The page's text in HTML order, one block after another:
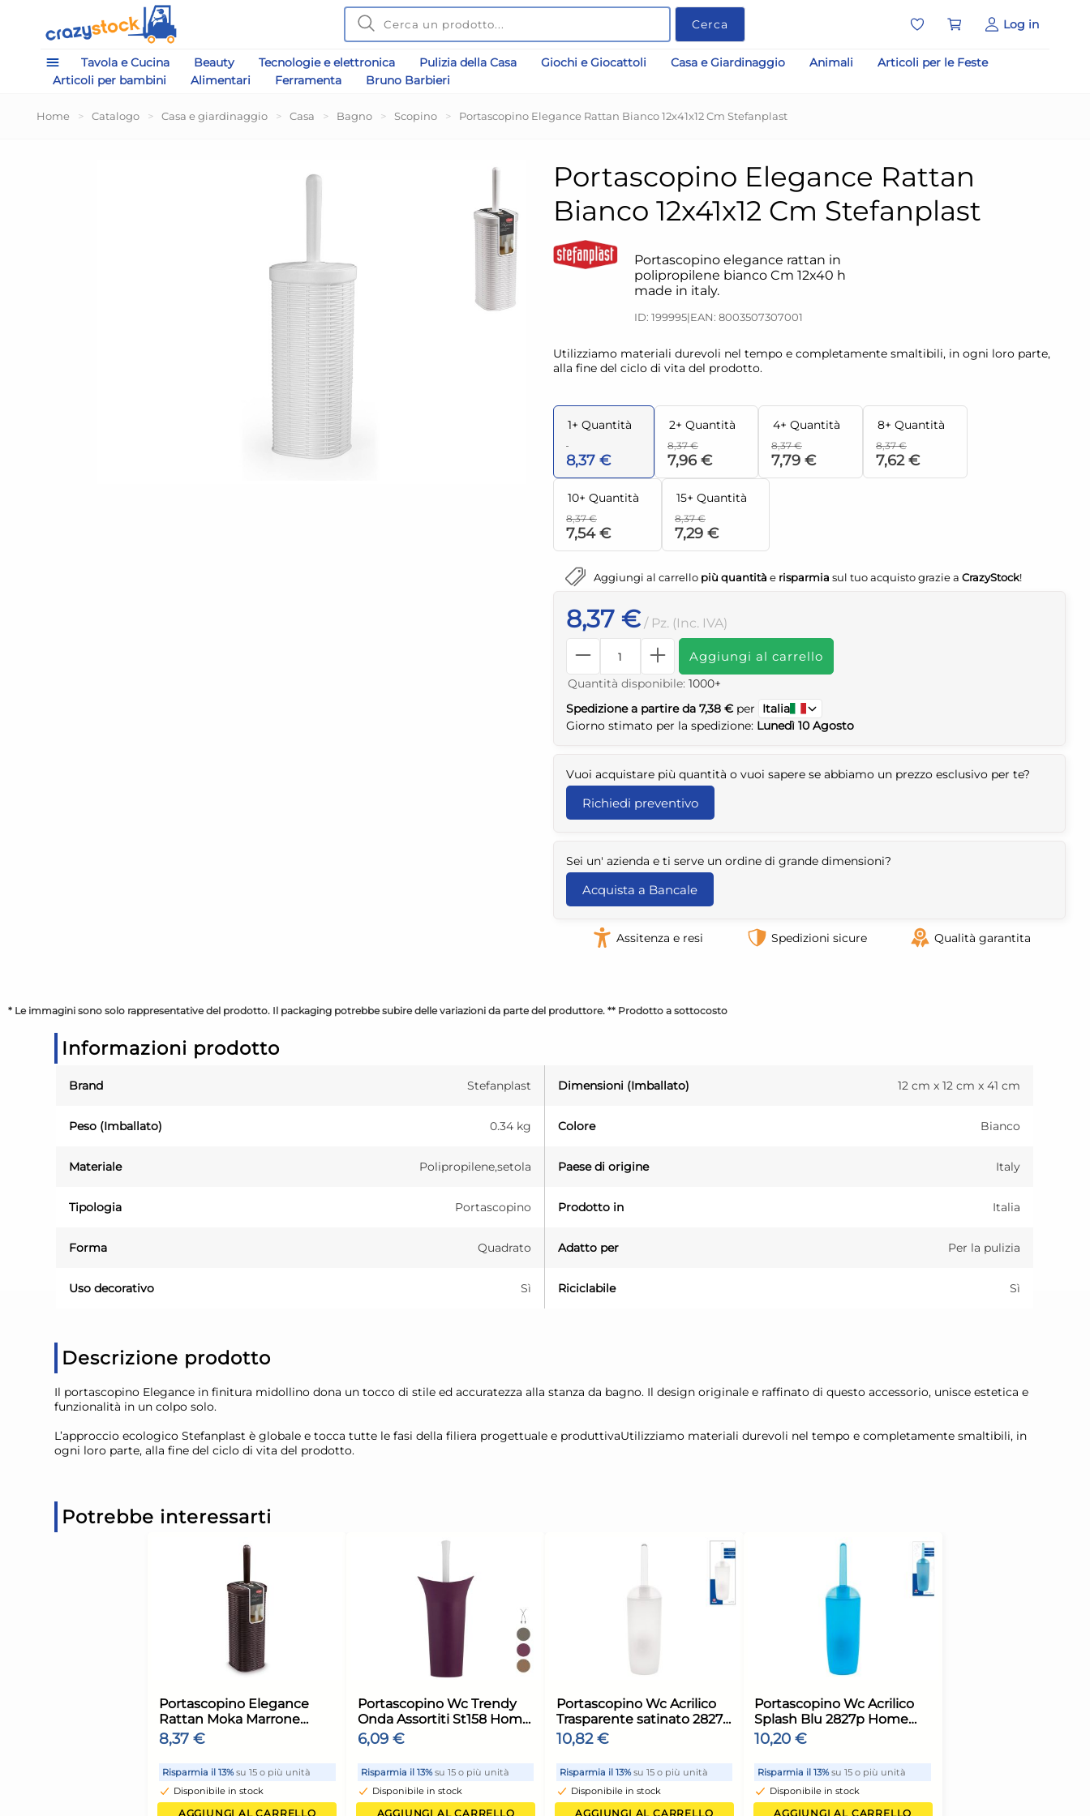
Cerca Log in
Tavola e Cucina Beauty Tecnologie e elettronica Pulizia della Casa Giochi e Giocattoli Casa e Giardinaggio Animali
Articoli per le Feste
Articoli per bambini
Alimentari Ferramenta Bruno Barbieri
Home > Catalogo > Casa e giardinaggio > Casa > Bagno > Scopino > Portascopino Elegance Rattan Bianco 12x41x12 Cm Stefanplast
Portascopino Elegance Rattan
Bianco 12x41x12 Cm Stefanplast
Portascopino elegance rattan in
polipropilene bianco Cm 12x40 h
made in italy.
ID: 199995|EAN: 8003507307001
Utilizziamo materiali durevoli nel tempo e completamente smaltibili, in ogni loro parte,
alla fine del ciclo di vita del prodotto.
1+ Quantità
8,37 €
2+ Quantità
8,37 €
7,96 €
4+ Quantità
8,37 €
7,79 €
8+ Quantità
8,37 €
7,62 €
10+ Quantità
8,37 €
7,54 €
15+ Quantità
8,37 €
7,29 €
Aggiungi al carrello più quantità e risparmia sul tuo acquisto grazie a CrazyStock!
8,37 € / Pz. (Inc. IVA)
Aggiungi al carrello
Quantità disponibile: 1000+
Spedizione a partire da 7,38 € per
Italia
Giorno stimato per la spedizione: Lunedì 10 Agosto
Vuoi acquistare più quantità o vuoi sapere se abbiamo un prezzo esclusivo per te?
Richiedi preventivo
Sei un' azienda e ti serve un ordine di grande dimensioni?
Acquista a Bancale
Assitenza e resi Spedizioni sicure Qualità garantita
* Le immagini sono solo rappresentative del prodotto. Il packaging potrebbe subire delle variazioni da parte del produttore. ** Prodotto a sottocosto
Informazioni prodotto
Brand Stefanplast Dimensioni (Imballato) 12 cm x 12 cm x 41 cm
Peso (Imballato) 0.34 kg Colore Bianco
Materiale Polipropilene,setola Paese di origine Italy
Tipologia Portascopino Prodotto in Italia
Forma Quadrato Adatto per Per la pulizia
Uso decorativo Sì Riciclabile Sì
Descrizione prodotto
Il portascopino Elegance in finitura midollino dona un tocco di stile ed accuratezza alla stanza da bagno. Il design originale e raffinato di questo accessorio, unisce estetica e
funzionalità in un colpo solo.
L’approccio ecologico Stefanplast è globale e tocca tutte le fasi della filiera progettuale e produttivaUtilizziamo materiali durevoli nel tempo e completamente smaltibili, in
ogni loro parte, alla fine del ciclo di vita del prodotto.
Potrebbe interessarti